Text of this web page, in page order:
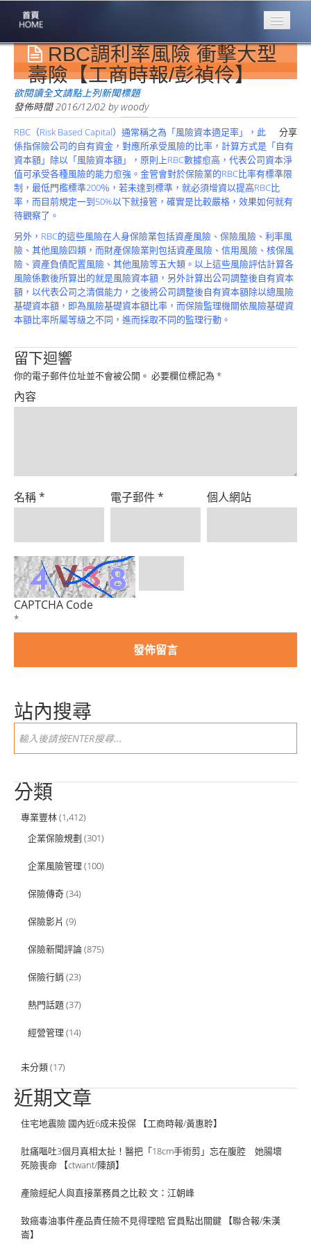
專業豐林
Professional
保險大家談
1386集
台灣商業保險
第一品牌
關於豐林
About
服務項目
Service
火災保額
估算系統
商品簡介
Product
RBC調利率風險 衝擊大型
壽險【工商時報/彭禎伶】
欲閱讀全文請點上列新聞標題
發佈時間2016/12/02 bywoody
分享
RBC（Risk Based Capital）通常稱之為「風險資本適足率」，此
係指保險公司的自有資金，對應所承受風險的比率，計算方式是「自有
資本額」除以「風險資本額」，原則上RBC數據愈高，代表公司資本淨
值可承受各種風險的能力愈強。金管會對於保險業的RBC比率有標準限
制，最低門檻標準200％，若未達到標準，就必須增資以提高RBC比
率，而目前規定一到50%以下就接管，確實是比較嚴格，效果如何就有
待觀察了。
另外，RBC的這些風險在人身保險業包括資產風險、保險風險、利率風
險、其他風險四類，而財產保險業則包括資產風險、信用風險、核保風
險、資產負債配置風險、其他風險等五大類。以上這些風險評估計算各
風險係數後所算出的就是風險資本額，另外計算出公司調整後自有資本
額，以代表公司之清償能力，之後將公司調整後自有資本額除以總風險
基礎資本額，即為風險基礎資本額比率，而保險監理機關依風險基礎資
本額比率所屬等級之不同，進而採取不同的監理行動。
留下迴響
你的電子郵件位址並不會被公開。 必要欄位標記為 *
內容
名稱* 電子郵件* 個人網站
CAPTCHA Code
*
站內搜尋
分類
專業豐林(1,412)
企業保險規劃 (301)
企業風險管理 (100)
保險傳奇(34)
保險影片 (9)
保險新聞評論(875)
保險行銷 (23)
熱門話題(37)
經營管理 (14)
未分類(17)
近期文章
住宅地震險 國內近6成未投保 【工商時報/黃惠聆】
肚痛嘔吐3個月真相太扯！醫把「18cm手術剪」忘在腹腔 她腸壞
死險喪命 【ctwant/陳頡】
產險經紀人與直接業務員之比較 文：江朝峰
致癌毒油事件產品責任險不見得理賠 官員點出關鍵 【聯合報/朱漢
崙】